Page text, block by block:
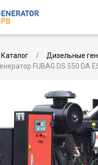
Каталог
Дизельные
FUBAG DS 550 DA